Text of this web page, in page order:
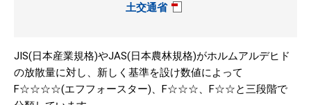
土交通省
JIS(日本産業規格)やJAS(日本農林規格)がホルムアルデヒド
の放散量に対し、新しく基準を設け数値によって
F☆☆☆☆(エフフォースター)、F☆☆☆、F☆☆と三段階で